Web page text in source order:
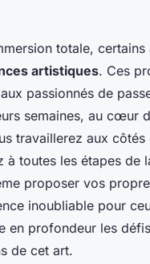
totale,
artistiques. Ces
passionnés de
semaines, au cœur
travaillerez aux côtés
à toutes les étapes de
proposer vos
inoubliable pour
en profondeur les
de cet art.